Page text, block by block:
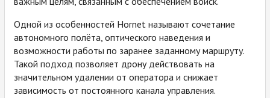
Одной из особенностей Hornet называют сочетание
автономного полёта, оптического наведения и
возможности работы по заранее заданному маршруту.
Такой подход позволяет дрону действовать на
значительном удалении от оператора и снижает
зависимость от постоянного канала управления.